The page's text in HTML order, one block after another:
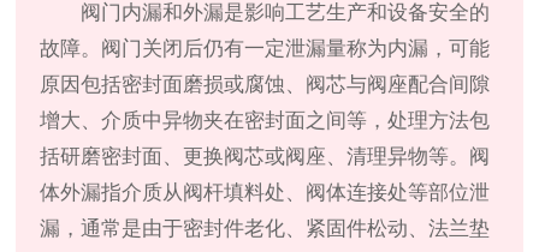
阀门内漏和外漏是影响工艺生产和设备安全的
故障。阀门关闭后仍有一定泄漏量称为内漏，可能
原因包括密封面磨损或腐蚀、阀芯与阀座配合间隙
增大、介质中异物夹在密封面之间等，处理方法包
括研磨密封面、更换阀芯或阀座、清理异物等。阀
体外漏指介质从阀杆填料处、阀体连接处等部位泄
漏，通常是由于密封件老化、紧固件松动、法兰垫